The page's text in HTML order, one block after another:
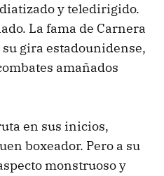
y teledirigido.
La fama de Carnera
gira estadounidense,
amañados
en sus inicios,
boxeador. Pero a su
monstruoso y